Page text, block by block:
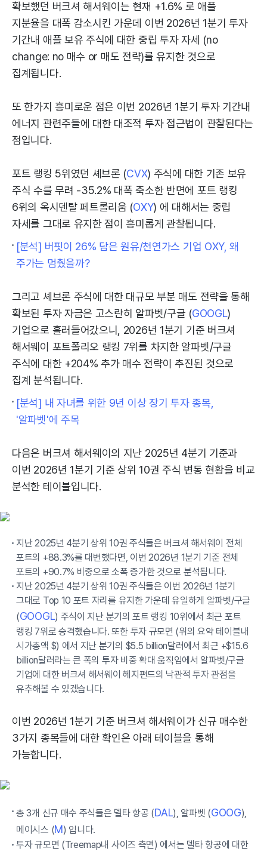
확보했던 버크셔 해서웨이는 현재 +1.6% 로 애플
지분율을 대폭 감소시킨 가운데 이번 2026년 1분기 투자
기간내 애플 보유 주식에 대한 중립 투자 자세 (no
change: no 매수 or 매도 전략)를 유지한 것으로
집계됩니다.
또 한가지 흥미로운 점은 이번 2026년 1분기 투자 기간내
에너지 관련주들에 대한 대조적 투자 접근법이 관찰된다는
점입니다.
포트 랭킹 5위였던 셰브론 (CVX) 주식에 대한 기존 보유
주식 수를 무려 -35.2% 대폭 축소한 반면에 포트 랭킹
6위의 옥시덴탈 페트롤리움 (OXY) 에 대해서는 중립
자세를 그대로 유지한 점이 흥미롭게 관찰됩니다.
[분석] 버핏이 26% 담은 원유/천연가스 기업 OXY, 왜
주가는 멈췄을까?
그리고 셰브론 주식에 대한 대규모 부분 매도 전략을 통해
확보된 투자 자금은 고스란히 알파벳/구글 (GOOGL)
기업으로 흘러들어갔으니, 2026년 1분기 기준 버크셔
해서웨이 포트폴리오 랭킹 7위를 차지한 알파벳/구글
주식에 대한 +204% 추가 매수 전략이 추진된 것으로
집계 분석됩니다.
[분석] 내 자녀를 위한 9년 이상 장기 투자 종목,
'알파벳'에 주목
다음은 버크셔 해서웨이의 지난 2025년 4분기 기준과
이번 2026년 1분기 기준 상위 10권 주식 변동 현황을 비교
분석한 테이블입니다.
지난 2025년 4분기 상위 10권 주식들은 버크셔 해서웨이 전체
포트의 +88.3%를 대변했다면, 이번 2026년 1분기 기준 전체
포트의 +90.7% 비중으로 소폭 증가한 것으로 분석됩니다.
지난 2025년 4분기 상위 10권 주식들은 이번 2026년 1분기
그대로 Top 10 포트 자리를 유지한 가운데 유일하게 알파벳/구글
(GOOGL) 주식이 지난 분기의 포트 랭킹 10위에서 최근 포트
랭킹 7위로 승격했습니다. 또한 투자 규모면 (위의 요약 테이블내
시가총액 $) 에서 지난 분기의 $5.5 billion달러에서 최근 +$15.6
billion달러라는 큰 폭의 투자 비중 확대 움직임에서 알파벳/구글
기업에 대한 버크셔 해서웨이 헤지펀드의 낙관적 투자 관점을
유추해볼 수 있겠습니다.
이번 2026년 1분기 기준 버크셔 해서웨이가 신규 매수한
3가지 종목들에 대한 확인은 아래 테이블을 통해
가능합니다.
총 3개 신규 매수 주식들은 델타 항공 (DAL), 알파벳 (GOOG),
메이시스 (M) 입니다.
투자 규모면 (Treemap내 사이즈 측면) 에서는 델타 항공에 대한